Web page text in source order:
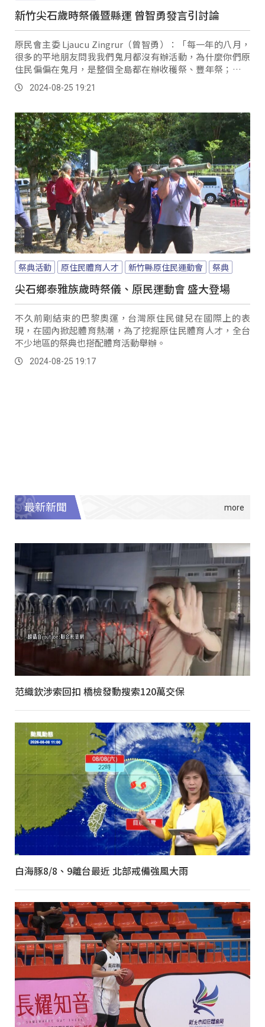
新竹尖石歲時祭儀暨縣運 曾智勇發言引討論
原民會主委 Ljaucu Zingrur（曾智勇）：「每一年的八月，
很多的平地朋友問我我們鬼月都沒有辦活動，為什麼你們原
住民偏偏在鬼月，是整個全島都在辦收穫祭、豐年祭；我跟
他們講我們原住民是人也是鬼，因為我們知道在這個時間要
跟我們祖靈一起來到部落來，我們希望跟我們祖靈來團聚，
至於更多族群都一樣。
2024-08-25 19:21
祭典活動 原住民體育人才 新竹縣原住民運動會 祭典
尖石鄉泰雅族歲時祭儀、原民運動會 盛大登場
不久前剛結束的巴黎奧運，台灣原住民健兒在國際上的表
現，在國內掀起體育熱潮，為了挖掘原住民體育人才，全台
不少地區的祭典也搭配體育活動舉辦。
2024-08-25 19:17
最新新聞
范織欽涉索回扣 橋檢發動搜索120萬交保
白海豚8/8、9離台最近 北部戒備強風大雨